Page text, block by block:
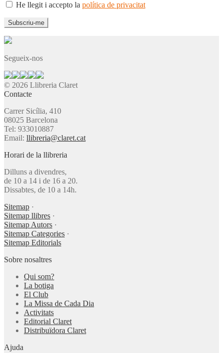
He llegit i accepto la política de privacitat
Segueix-nos
© 2026 Llibreria Claret
Contacte
Carrer Sicília, 410
08025 Barcelona
Tel: 933010887
Email: llibreria@claret.cat
Horari de la llibreria
Dilluns a divendres,
de 10 a 14 i de 16 a 20.
Dissabtes, de 10 a 14h.
Sitemap ·
Sitemap llibres ·
Sitemap Autors ·
Sitemap Categories ·
Sitemap Editorials
Sobre nosaltres
Qui som?
La botiga
El Club
La Missa de Cada Dia
Activitats
Editorial Claret
Distribuïdora Claret
Ajuda